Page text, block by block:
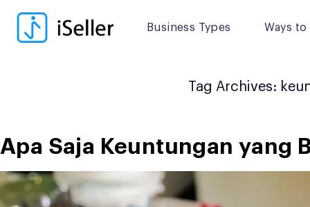
Business Types Ways to
content
Tag Archives:
Apa Saja Keuntungan yang